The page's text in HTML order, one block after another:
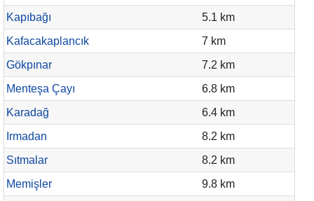
Kapıbağı
5.1 km
Kafacakaplancık
7 km
Gökpınar
7.2 km
Menteşa Çayı
6.8 km
Karadağ
6.4 km
Irmadan
8.2 km
Sıtmalar
8.2 km
Memişler
9.8 km